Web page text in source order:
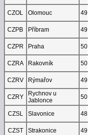
CZOL
Olomouc 49
CZPB
Příbram 49
CZPR
Praha 50
CZRA
Rakovník 50
CZRV
Rýmařov 49
CZRY
Rychnov u
Jablonce
50
CZSL
Slavonice 48
CZST
Strakonice 49